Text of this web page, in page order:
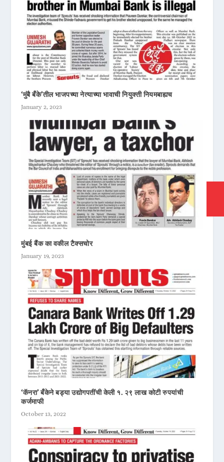
‘मुंबै बँके’तील भाजपच्या नेत्याच्या भावाची नियुक्ती नियमबाह्यच
January 2, 2023
मुंबई बैंक का वकील टैक्सचोर
January 19, 2023
‘कॅनरा’ बँकेने बड्या उद्योगपतींची केली १. २९ लाख कोटी रुपयांची
कर्जमाफी
October 13, 2022